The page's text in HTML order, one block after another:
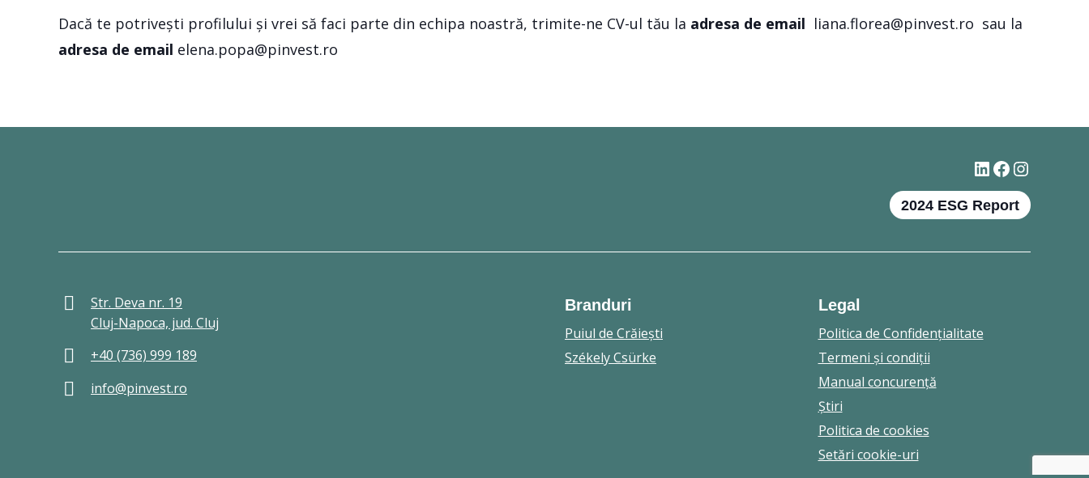
Dacă te potrivești profilului și vrei să faci parte din echipa noastră, trimite-ne CV-ul tău la adresa de email liana.florea@pinvest.ro sau la
adresa de email elena.popa@pinvest.ro
# Facebook
2024 ESG Report
Str. Deva nr. 19
Cluj-Napoca, jud. Cluj
+40 (736) 999 189
info@pinvest.ro
Branduri
Puiul de Crăieşti
Székely Csürke
Legal
Politica de Confidenţialitate
Termeni şi condiţii
Manual concurenţă
Ştiri
Politica de cookies
Setări cookie-uri